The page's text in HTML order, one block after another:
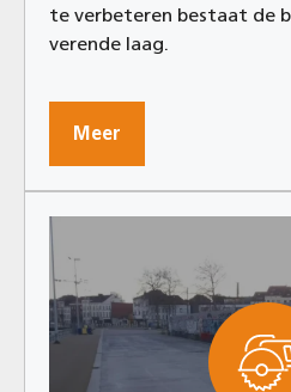
te verbeteren bestaat de
verende laag.
Meer